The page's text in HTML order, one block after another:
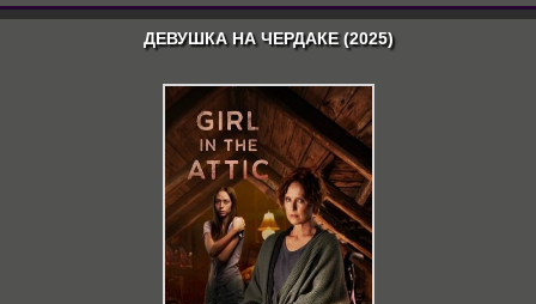
ДЕВУШКА НА ЧЕРДАКЕ (2025)